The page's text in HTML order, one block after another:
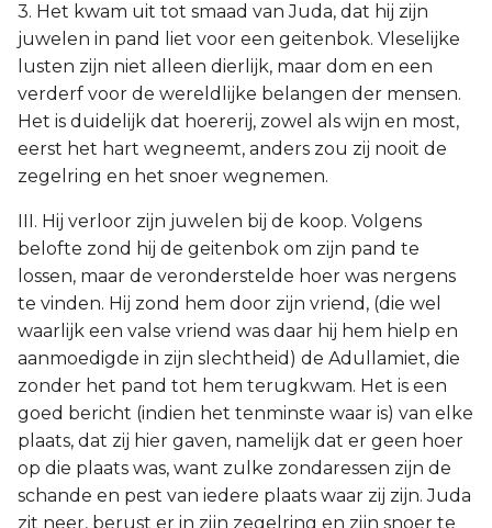
3. Het kwam uit tot smaad van Juda, dat hij zijn
juwelen in pand liet voor een geitenbok. Vleselijke
lusten zijn niet alleen dierlijk, maar dom en een
verderf voor de wereldlijke belangen der mensen.
Het is duidelijk dat hoererij, zowel als wijn en most,
eerst het hart wegneemt, anders zou zij nooit de
zegelring en het snoer wegnemen.
III. Hij verloor zijn juwelen bij de koop. Volgens
belofte zond hij de geitenbok om zijn pand te
lossen, maar de veronderstelde hoer was nergens
te vinden. Hij zond hem door zijn vriend, (die wel
waarlijk een valse vriend was daar hij hem hielp en
aanmoedigde in zijn slechtheid) de Adullamiet, die
zonder het pand tot hem terugkwam. Het is een
goed bericht (indien het tenminste waar is) van elke
plaats, dat zij hier gaven, namelijk dat er geen hoer
op die plaats was, want zulke zondaressen zijn de
schande en pest van iedere plaats waar zij zijn. Juda
zit neer, berust er in zijn zegelring en zijn snoer te